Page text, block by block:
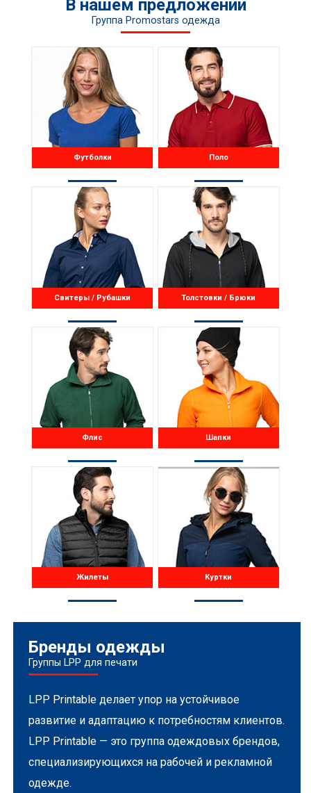
В нашем предложении
Группа Promostars одежда
Футболки Поло
Свитеры / Рубашки Толстовки / Брюки
Флис Шапки
Жилеты Куртки
Бренды одежды
Группы LPP для печати
LPP Printable делает упор на устойчивое
развитие и адаптацию к потребностям клиентов.
LPP Printable — это группа одеждовых брендов,
специализирующихся на рабочей и рекламной
одежде.